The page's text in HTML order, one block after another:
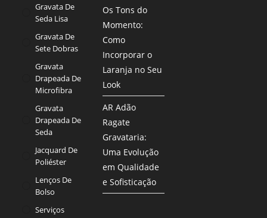
Gravata De
Seda Lisa
Gravata De
Sete Dobras
Gravata
Drapeada De
Microfibra
Gravata
Drapeada De
Seda
Jacquard De
Poliéster
Lenços De
Bolso
Serviços
Os Tons do
Momento:
Como
Incorporar o
Laranja no Seu
Look
AR Adão
Ragate
Gravataria:
Uma Evolução
em Qualidade
e Sofisticação